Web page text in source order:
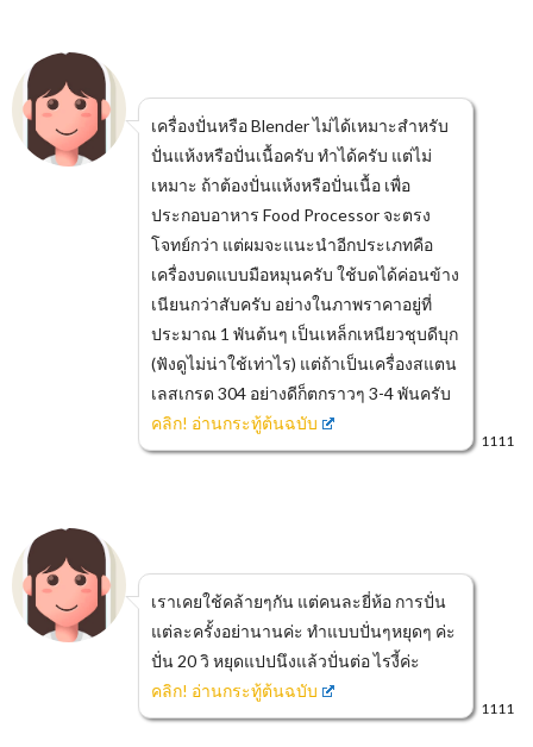
เครื่องปั่นหรือ Blender ไม่ได้เหมาะสำหรับ
ปั่นแห้งหรือปั่นเนื้อครับ ทำได้ครับ แต่ไม่
เหมาะ ถ้าต้องปั่นแห้งหรือปั่นเนื้อ เพื่อ
ประกอบอาหาร Food Processor จะตรง
โจทย์กว่า แต่ผมจะแนะนำอีกประเภทคือ
เครื่องบดแบบมือหมุนครับ ใช้บดได้ค่อนข้าง
เนียนกว่าสับครับ อย่างในภาพราคาอยู่ที่
ประมาณ 1 พันต้นๆ เป็นเหล็กเหนียวชุบดีบุก
(ฟังดูไม่น่าใช้เท่าไร) แต่ถ้าเป็นเครื่องสแตน
เลสเกรด 304 อย่างดีก็ตกราวๆ 3-4 พันครับ
คลิก! อ่านกระทู้ต้นฉบับ
1111
เราเคยใช้คล้ายๆกัน แต่คนละยี่ห้อ การปั่น
แต่ละครั้งอย่านานค่ะ ทำแบบปั่นๆหยุดๆ ค่ะ
ปั่น 20 วิ หยุดแปปนึงแล้วปั่นต่อ ไรงี้ค่ะ
คลิก! อ่านกระทู้ต้นฉบับ
1111